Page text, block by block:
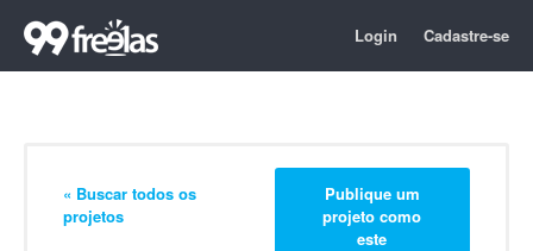
Login Cadastre-se
« Buscar todos os
projetos
Publique um
projeto como
este